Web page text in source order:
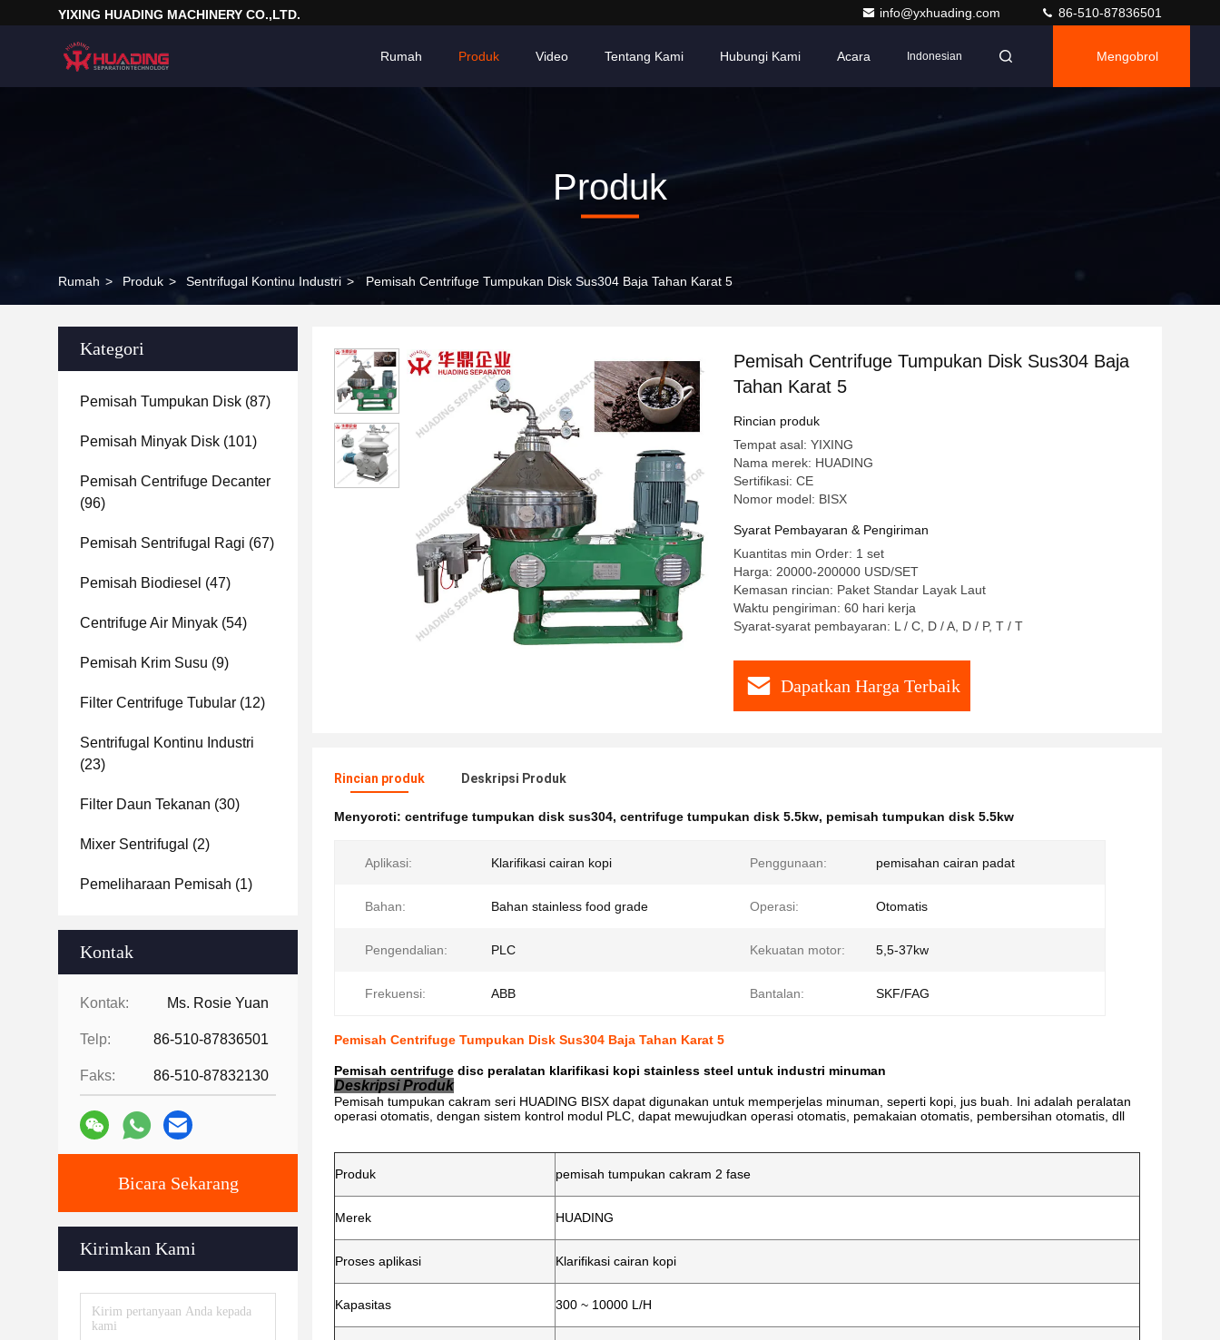
YIXING HUADING MACHINERY CO.,LTD. info@yxhuading.com 86-510-87836501
Rumah Produk Video Tentang Kami Hubungi Kami Acara Indonesian Mengobrol
Produk
Rumah > Produk > Sentrifugal Kontinu Industri > Pemisah Centrifuge Tumpukan Disk Sus304 Baja Tahan Karat 5
Kategori
Pemisah Tumpukan Disk (87)
Pemisah Minyak Disk (101)
Pemisah Centrifuge Decanter
(96)
Pemisah Sentrifugal Ragi (67)
Pemisah Biodiesel (47)
Centrifuge Air Minyak (54)
Pemisah Krim Susu (9)
Filter Centrifuge Tubular (12)
Sentrifugal Kontinu Industri
(23)
Filter Daun Tekanan (30)
Mixer Sentrifugal (2)
Pemeliharaan Pemisah (1)
Kontak
Kontak: Ms. Rosie Yuan
Telp: 86-510-87836501
Faks: 86-510-87832130
Bicara Sekarang
Kirimkan Kami
Pemisah Centrifuge Tumpukan Disk Sus304 Baja
Tahan Karat 5
Rincian produk
Tempat asal: YIXING
Nama merek: HUADING
Sertifikasi: CE
Nomor model: BISX
Syarat Pembayaran & Pengiriman
Kuantitas min Order: 1 set
Harga: 20000-200000 USD/SET
Kemasan rincian: Paket Standar Layak Laut
Waktu pengiriman: 60 hari kerja
Syarat-syarat pembayaran: L / C, D / A, D / P, T / T
Dapatkan Harga Terbaik
Rincian produk Deskripsi Produk
Menyoroti: centrifuge tumpukan disk sus304, centrifuge tumpukan disk 5.5kw, pemisah tumpukan disk 5.5kw
Aplikasi: Klarifikasi cairan kopi Penggunaan: pemisahan cairan padat
Bahan: Bahan stainless food grade Operasi: Otomatis
Pengendalian: PLC Kekuatan motor: 5,5-37kw
Frekuensi: ABB Bantalan: SKF/FAG
Pemisah Centrifuge Tumpukan Disk Sus304 Baja Tahan Karat 5
Pemisah centrifuge disc peralatan klarifikasi kopi stainless steel untuk industri minuman
Deskripsi Produk
Pemisah tumpukan cakram seri HUADING BISX dapat digunakan untuk memperjelas minuman, seperti kopi, jus buah.
Ini adalah peralatan
operasi otomatis, dengan sistem kontrol modul PLC, dapat mewujudkan operasi otomatis, pemakaian otomatis, pembersihan otomatis, dll
Produk pemisah tumpukan cakram 2 fase
Merek HUADING
Proses aplikasi Klarifikasi cairan kopi
Kapasitas 300 ~ 10000 L/H